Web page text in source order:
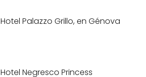
Hotel Palazzo Grillo, en Génova
Hotel Negresco Princess